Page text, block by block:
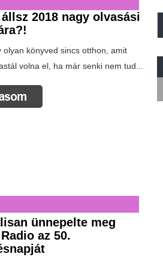
2018 nagy olvasási
olyan könyved sincs otthon, amit
volna el, ha már senki nem tud...
ünnepelte meg
az 50.